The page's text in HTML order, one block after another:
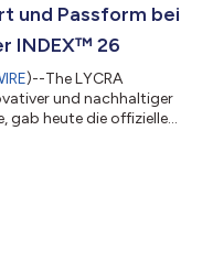
und Passform bei
INDEX™ 26
)--The LYCRA
und nachhaltiger
gab heute die offizielle
läutet nun eine
Leistung für